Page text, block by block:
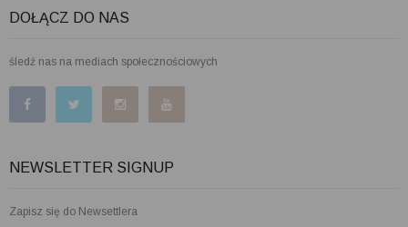
DOŁĄCZ DO NAS
śledź nas na mediach społecznościowych
NEWSLETTER SIGNUP
Zapisz się do Newsettlera